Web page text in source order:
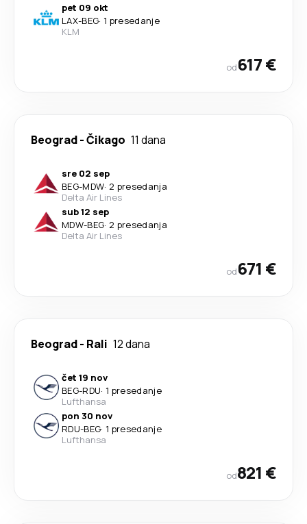
pet 09 okt
LAX-BEG· 1 presedanje
KLM
od617 €
Beograd-Čikago 11 dana
sre 02 sep
BEG-MDW· 2 presedanja
Delta Air Lines
sub 12 sep
MDW-BEG· 2 presedanja
Delta Air Lines
od671 €
Beograd- Rali 12 dana
čet 19 nov
BEG-RDU· 1 presedanje
Lufthansa
pon 30 nov
RDU-BEG· 1 presedanje
Lufthansa
od821 €